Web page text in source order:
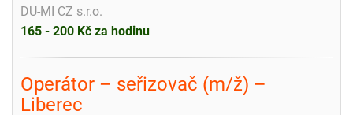
DU-MI CZ s.r.o.
165 - 200 Kč za hodinu
Operátor – seřizovač (m/ž) –
Liberec